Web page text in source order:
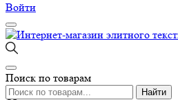
Войти
Поиск по товарам
Найти